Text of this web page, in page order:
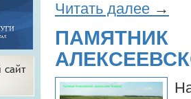
Читать далее →